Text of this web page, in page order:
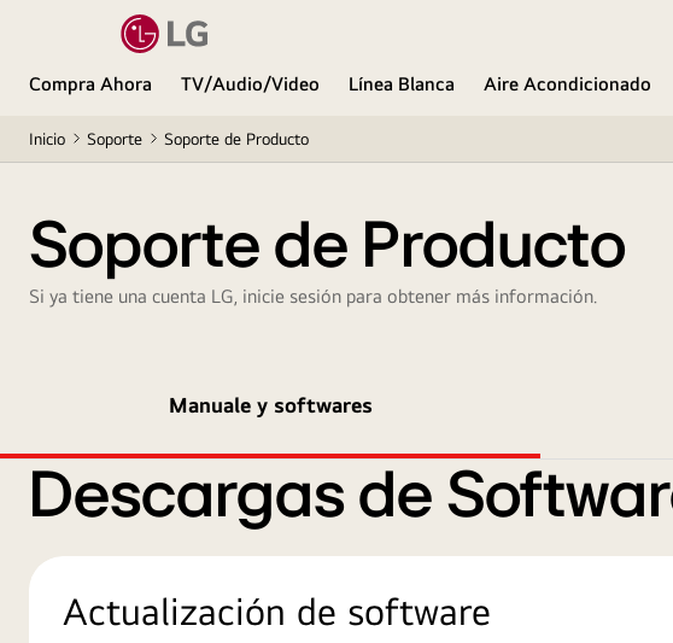
Compra Ahora TV/Audio/Video Línea Blanca Aire Acondicionado
Inicio Soporte Soporte de Producto
Soporte de Producto
Si ya tiene una cuenta LG, inicie sesión para obtener más información.
Manuale y softwares
Descargas de
Actualización de software